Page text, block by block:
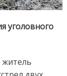
уголовного
житель